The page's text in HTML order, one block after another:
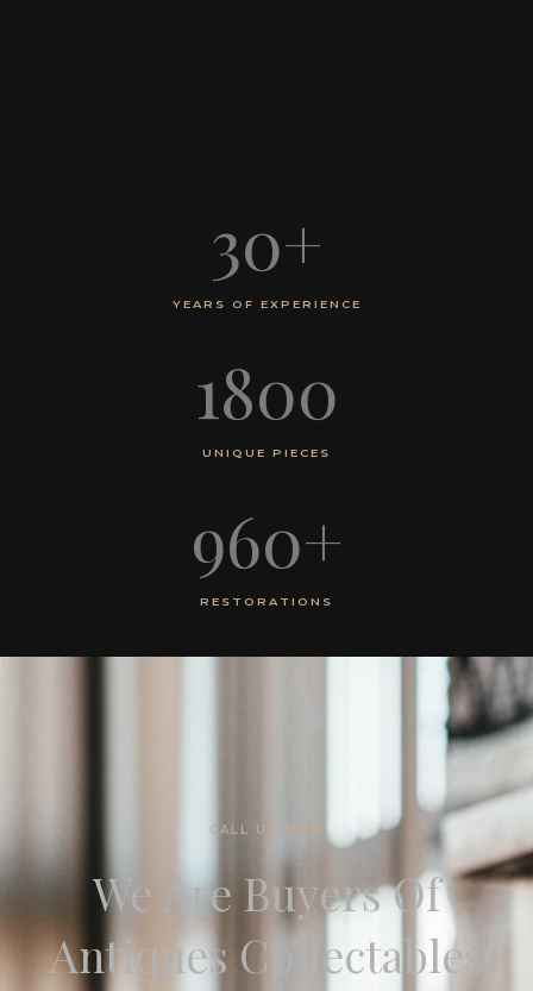
YEARS OF EXPERIENCE
30+
UNIQUE PIECES
1800
RESTORATIONS
960+
CALL US NOW
We Are Buyers Of
Antiques Collectables